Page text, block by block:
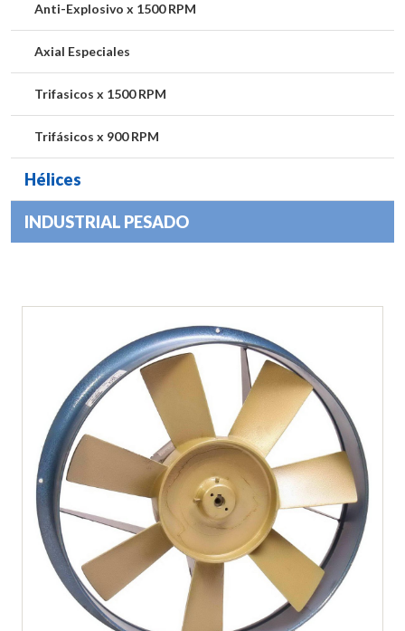
Anti-Explosivo x 1500 RPM
Axial Especiales
Trifasicos x 1500 RPM
Trifásicos x 900 RPM
Hélices
INDUSTRIAL PESADO